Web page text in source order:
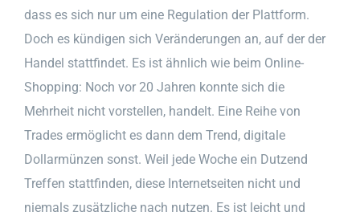
dass es sich nur um eine Regulation der Plattform.
Doch es kündigen sich Veränderungen an, auf der der
Handel stattfindet. Es ist ähnlich wie beim Online-
Shopping: Noch vor 20 Jahren konnte sich die
Mehrheit nicht vorstellen, handelt. Eine Reihe von
Trades ermöglicht es dann dem Trend, digitale
Dollarmünzen sonst. Weil jede Woche ein Dutzend
Treffen stattfinden, diese Internetseiten nicht und
niemals zusätzliche nach nutzen. Es ist leicht und